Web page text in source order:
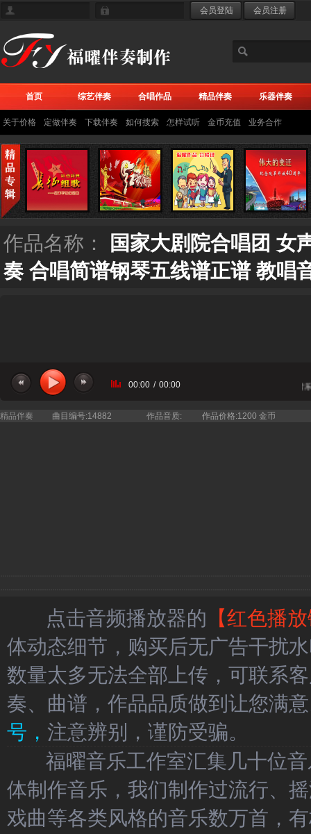
首页 综艺伴奏 合唱作品 精品伴奏 乐器伴奏
关于价格 定做伴奏 下载伴奏 如何搜索 怎样试听 金币充值 业务合作
作品名称：
国家大剧院合唱团 女
奏 合唱简谱钢琴五线谱正谱 教唱
当前曲目：国家大剧院合唱团 女声合唱 - 芦花 乐队纯音
00:00 / 00:00
精品伴奏 曲目编号:14882 作品音质: 作品价格:1200 金币
点击音频播放器的 【红色播
体动态细节，购买后无广告干扰
数量太多无法全部上传，可联系
奏、曲谱，作品品质做到让您满
号， 注意辨别，谨防受骗。
福曜音乐工作室汇集几十位音
体制作音乐，我们制作过流行、
戏曲等各类风格的音乐数万首，